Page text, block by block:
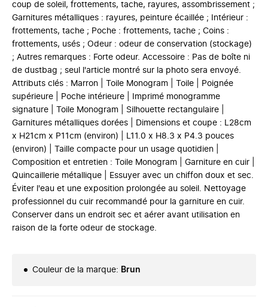
coup de soleil, frottements, tache, rayures, assombrissement ;
Garnitures métalliques : rayures, peinture écaillée ; Intérieur :
frottements, tache ; Poche : frottements, tache ; Coins :
frottements, usés ; Odeur : odeur de conservation (stockage)
; Autres remarques : Forte odeur. Accessoire : Pas de boîte ni
de dustbag ; seul l'article montré sur la photo sera envoyé.
Attributs clés : Marron | Toile Monogram | Toile | Poignée
supérieure | Poche intérieure | Imprimé monogramme
signature | Toile Monogram | Silhouette rectangulaire |
Garnitures métalliques dorées | Dimensions et coupe : L28cm
x H21cm x P11cm (environ) | L11.0 x H8.3 x P4.3 pouces
(environ) | Taille compacte pour un usage quotidien |
Composition et entretien : Toile Monogram | Garniture en cuir |
Quincaillerie métallique | Essuyer avec un chiffon doux et sec.
Éviter l'eau et une exposition prolongée au soleil. Nettoyage
professionnel du cuir recommandé pour la garniture en cuir.
Conserver dans un endroit sec et aérer avant utilisation en
raison de la forte odeur de stockage.
Couleur de la marque: Brun